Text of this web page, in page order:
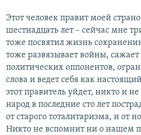
Этот человек правит моей
шестнадцать лет – сейчас мне
тоже посвятил жизнь
тоже развязывает войны,
политических оппонентов,
слова и ведет себя как
этот правитель уйдет, никто и
народ в последние сто лет
от старого тоталитаризма, и от
Никто не вспомнит ни о нашем